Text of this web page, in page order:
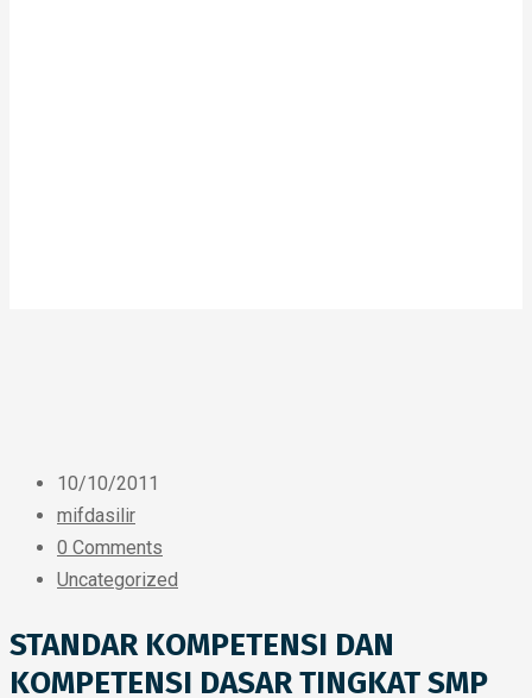
10/10/2011
mifdasilir
0 Comments
Uncategorized
STANDAR KOMPETENSI DAN
KOMPETENSI DASAR TINGKAT SMP